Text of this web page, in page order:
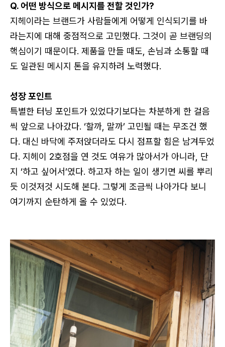
Q. 어떤 방식으로 메시지를 전할 것인가?
지헤이라는 브랜드가 사람들에게 어떻게 인식되기를 바
라는지에 대해 중점적으로 고민했다. 그것이 곧 브랜딩의
핵심이기 때문이다. 제품을 만들 때도, 손님과 소통할 때
도 일관된 메시지 톤을 유지하려 노력했다.
성장 포인트
특별한 터닝 포인트가 있었다기보다는 차분하게 한 걸음
씩 앞으로 나아갔다. ‘할까, 말까’ 고민될 때는 무조건 했
다. 대신 바닥에 주저앉더라도 다시 점프할 힘은 남겨두었
다. 지헤이 2호점을 연 것도 여유가 많아서가 아니라, 단
지 ‘하고 싶어서’였다. 하고자 하는 일이 생기면 씨를 뿌리
듯 이것저것 시도해 본다. 그렇게 조금씩 나아가다 보니
여기까지 순탄하게 올 수 있었다.